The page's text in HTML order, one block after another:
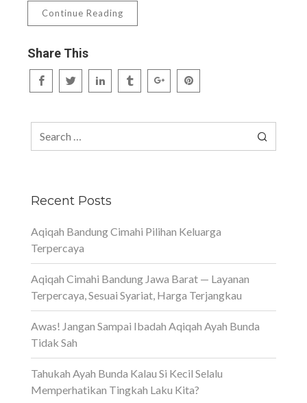
Continue Reading
Share This
Recent Posts
Aqiqah Bandung Cimahi Pilihan Keluarga
Terpercaya
Aqiqah Cimahi Bandung Jawa Barat — Layanan
Terpercaya, Sesuai Syariat, Harga Terjangkau
Awas! Jangan Sampai Ibadah Aqiqah Ayah Bunda
Tidak Sah
Tahukah Ayah Bunda Kalau Si Kecil Selalu
Memperhatikan Tingkah Laku Kita?